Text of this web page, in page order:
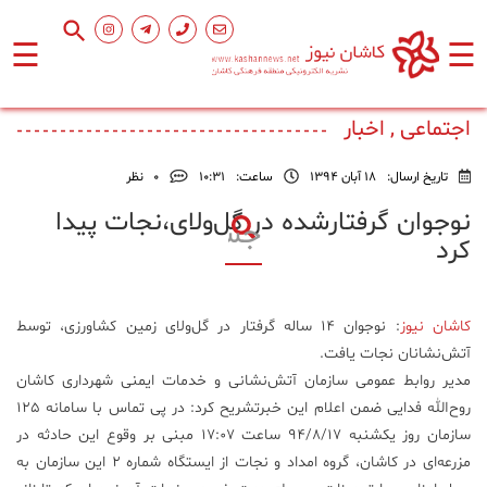
☰ ☰
اصلی
فرهنگ
محیط
زیست
اجتماعی , اخبار
تاریخ ارسال: 18 آبان 1394 ساعت: ۱۰:۳۱ 0 نظر
نوجوان گرفتارشده در گل‌ولای،نجات پیدا
کرد
کاشان نیوز
: نوجوان ۱۴ ساله گرفتار در گل‌ولای زمین کشاورزی، توسط
آتش‌نشانان نجات یافت.
مدیر روابط عمومی سازمان آتش‌نشانی و خدمات ایمنی شهرداری کاشان
روح‌الله فدایی ضمن اعلام این خبرتشریح کرد: در پی تماس با سامانه ۱۲۵
سازمان روز یکشنبه ۹۴/۸/۱۷ ساعت ۱۷:۰۷ مبنی بر وقوع این حادثه در
مزرعه‌ای در کاشان، گروه امداد و نجات از ایستگاه شماره ۲ این سازمان به